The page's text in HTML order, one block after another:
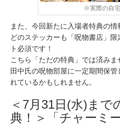
※実際の自
また、今回新たに入場者特典の情
どのステッカーも「呪物書店」
ト必須です！
こちら「ただの特典」では済み
田中氏の呪物部屋に一定期間保
れているかもしれません。
＜7月31日(水)まで
典！＞「チャーミ